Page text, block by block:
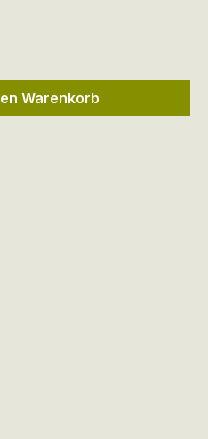
Wert
Warenkorb